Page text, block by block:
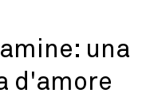
una
d'amore